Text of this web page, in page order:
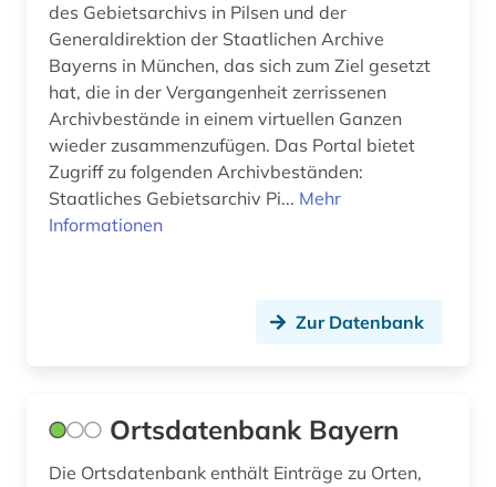
des Gebietsarchivs in Pilsen und der
Generaldirektion der Staatlichen Archive
Bayerns in München, das sich zum Ziel gesetzt
hat, die in der Vergangenheit zerrissenen
Archivbestände in einem virtuellen Ganzen
wieder zusammenzufügen. Das Portal bietet
Zugriff zu folgenden Archivbeständen:
Staatliches Gebietsarchiv Pi... Mehr
Informationen
Zur Datenbank
Ortsdatenbank Bayern
Die Ortsdatenbank enthält Einträge zu Orten,